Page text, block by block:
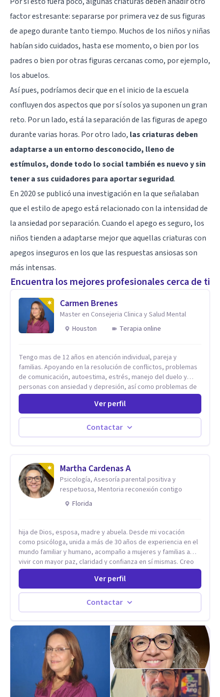
factor estresante: separarse por primera vez de sus figuras
de apego durante tanto tiempo. Muchos de los niños y niñas
habían sido cuidados, hasta ese momento, o bien por los
padres o bien por otras figuras cercanas como, por ejemplo,
los abuelos.
Así pues, podríamos decir que en el inicio de la escuela
confluyen dos aspectos que por sí solos ya suponen un gran
reto. Por un lado, está la separación de las figuras de apego
durante varias horas. Por otro lado, las criaturas deben
adaptarse a un entorno desconocido, lleno de
estímulos, donde todo lo social también es nuevo y sin
tener a sus cuidadores para aportar seguridad.
En 2020 se publicó una investigación en la que señalaban
que el estilo de apego está relacionado con la intensidad de
la ansiedad por separación. Cuando el apego es seguro, los
niños tienden a adaptarse mejor que aquellas criaturas con
apegos inseguros en los que las respuestas ansiosas son
más intensas.
Encuentra los mejores profesionales cerca de ti
Carmen Brenes
Master en Consejeria Clinica y Salud Mental
Houston
Terapia online
Tengo mas de 12 años en atención individual, pareja y
familias. Apoyando en la resolución de conflictos, problemas
de comunicación, autoestima, estrés, manejo del duelo y
personas con ansiedad y depresión, así como problemas de
conducta y comportamiento. Desarrollo de personas
Estableciendo metas a corto y largo plazo, es vital para la
vida de cada uno tener su propia vision.
Ver perfil
Contactar
Martha Cardenas A
Psicología, Asesoría parental positiva y
respetuosa, Mentoria reconexión contigo
Florida
hija de Dios, esposa, madre y abuela. Desde mi vocación
como psicóloga, unida a más de 30 años de experiencia en el
mundo familiar y humano, acompaño a mujeres y familias a
vivir con mayor paz, claridad y confianza en sí mismas. Creo
profundamente que la vida está hecha de etapas, y que cada
ciclo —personal, emocional, espiritual y familiar— trae
oportunidades de crecimiento. Por eso utilizo una
combinación de psicología positiva, enfoque humanista,
herramientas contemporáneas de bienestar mental y
sintiéndote sostenida, acompañada y más segura de quién
eres. Mi misión es ayudarte a ordenar tu mundo interior, sanar
lo que aún pesa, fortalecer tu autoestima, transformar la
relación contigo misma y con quienes amas, y enseñarte
herramientas prácticas para navegar la vida familiar con amor,
límites sanos, serenidad y propósito. Trabajo desde una
mirada integral donde la mente, las emociones, la historia
Ver perfil
Contactar